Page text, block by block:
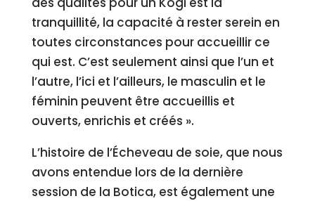
tranquillité, la capacité à rester serein en
toutes circonstances pour accueillir ce
qui est. C’est seulement ainsi que l’un et
l’autre, l’ici et l’ailleurs, le masculin et le
féminin peuvent être accueillis et
ouverts, enrichis et créés ».
L’histoire de l’Écheveau de soie, que nous
avons entendue lors de la dernière
session de la Botica, est également une